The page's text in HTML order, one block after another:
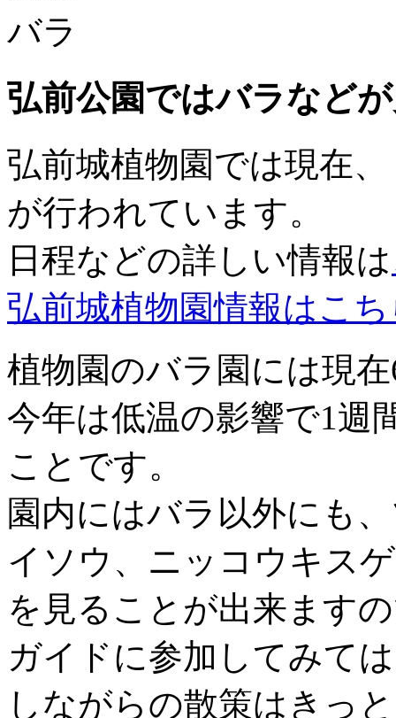
弘前公園ではバラなど
弘前城植物園では現在
が行われています。
日程などの詳しい情報は
弘前城植物園情報はこ
植物園のバラ園には現
今年は低温の影響で1週
ことです。
園内にはバラ以外にも
イソウ、ニッコウキス
を見ることが出来ます
ガイドに参加してみて
しながらの散策はきっ